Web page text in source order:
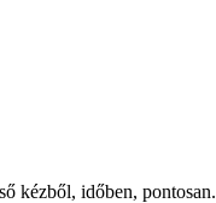
kézből, időben, pontosan.